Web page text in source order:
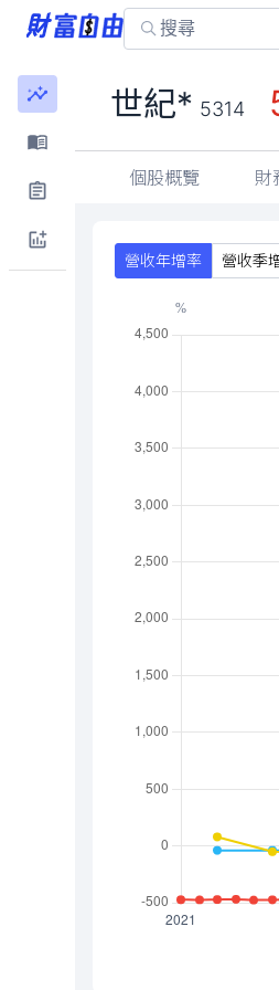
世紀* 5314
個股概覽 財
營收年增率 營收季